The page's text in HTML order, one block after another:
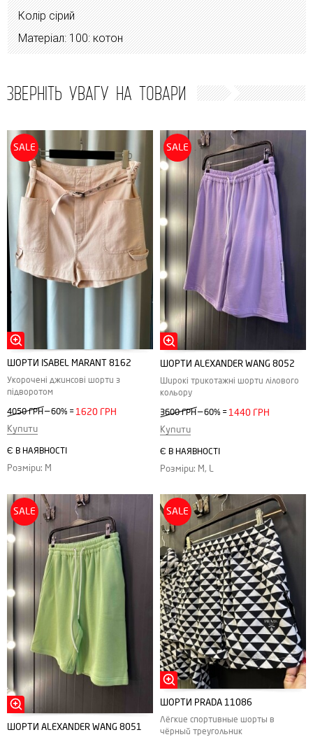
Колір сірий
Матеріал: 100: котон
ЗВЕРНІТЬ УВАГУ НА ТОВАРИ
SALE
ШОРТИ ISABEL MARANT 8162
Укорочені джинсові шорти з
підворотом
4050 ГРН—60% = 1620 ГРН
Купити
Є В НАЯВНОСТІ
Розміри: M
SALE
ШОРТИ ALEXANDER WANG 8052
Широкі трикотажні шорти лілового
кольору
3600 ГРН—60% = 1440 ГРН
Купити
Є В НАЯВНОСТІ
Розміри: M, L
SALE
ШОРТИ ALEXANDER WANG 8051
SALE
ШОРТИ PRADA 11086
Лёгкие спортивные шорты в
чёрный треугольник